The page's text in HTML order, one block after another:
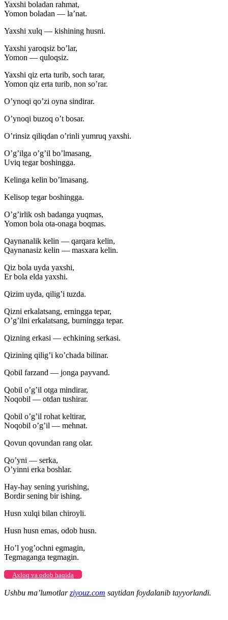
Yaxshi boladan rahmat,
Yomon boladan — la’nat.
Yaxshi xulq — kishining husni.
Yaxshi yaroqsiz bo’lar,
Yomon — quloqsiz.
Yaxshi qiz erta turib, soch tarar,
Yomon qiz erta turib, non so’rar.
O’ynoqi qo’zi oyna sindirar.
O’ynoqi buzoq o’t bosar.
O’rinsiz qiliqdan o’rinli yumruq yaxshi.
O’g’ilga o’g’il bo’lmasang,
Uviq tegar boshingga.
Kelinga kelin bo’lmasang.
Kelisop tegar boshingga.
O’g’irlik osh badanga yuqmas,
Yomon bola ota-onaga boqmas.
Qaynanalik kelin — qarqara kelin,
Qaynanasiz kelin — masxara kelin.
Qiz bola uyda yaxshi,
Er bola elda yaxshi.
Qizim uyda, qilig’i tuzda.
Qizni erkalatsang, erningga tepar,
O’g’ilni erkalatsang, burningga tepar.
Qizning erkasi — echkining serkasi.
Qizining qilig’i ko’chada bilinar.
Qobil farzand — jonga payvand.
Qobil o’g’il otga mindirar,
Noqobil — otdan tushirar.
Qobil o’g’il rohat keltirar,
Noqobil o’g’il — mehnat.
Qovun qovundan rang olar.
Qo’yni — serka,
O’yinni erka boshlar.
Hay-hay sening yurishing,
Bordir sening bir ishing.
Husn xulqi bilan chiroyli.
Husn husn emas, odob husn.
Ho’l yog’ochni egmagin,
Tegmaganga tegmagin.
Axloq va odob haqida
Ushbu ma’lumotlarziyouz.com saytidan foydalanib tayyorlandi.